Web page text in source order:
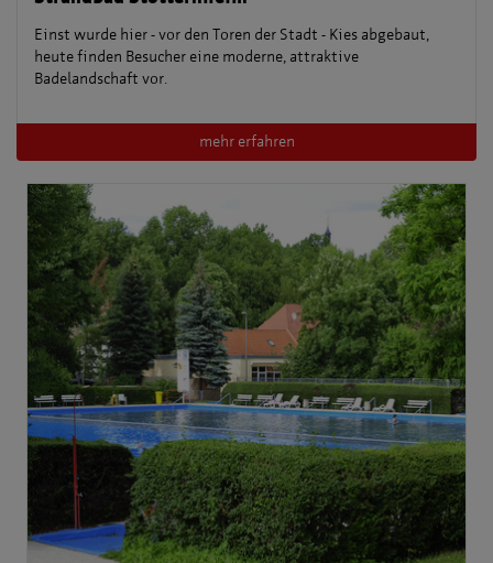
Einst wurde hier - vor den Toren der Stadt - Kies abgebaut,
heute finden Besucher eine moderne, attraktive
Badelandschaft vor.
mehr erfahren